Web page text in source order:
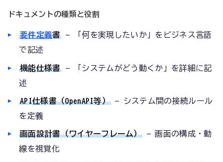
ドキュメントの種類と役割
要件定義書 — 「何を実現したいか」をビジネス言語
で記述
機能仕様書 — 「システムがどう動くか」を詳細に記
述
API仕様書（OpenAPI等）— システム間の接続ルール
を定義
画面設計書（ワイヤーフレーム） — 画面の構成・動
線を視覚化